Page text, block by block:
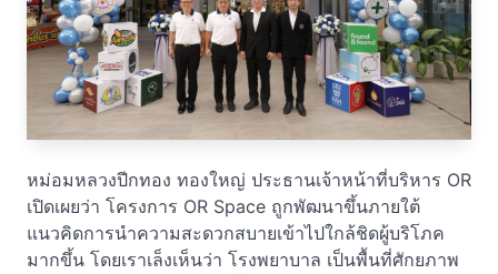
หม่อมหลวงปีกทอง ทองใหญ่ ประธานเจ้าหน้าที่บริหาร OR
เปิดเผยว่า โครงการ OR Space ถูกพัฒนาขึ้นภายใต้
แนวคิดการนำความสะดวกสบายเข้าไปใกล้ชิดผู้บริโภค
มากขึ้น โดยเราเล็งเห็นว่า โรงพยาบาล เป็นพื้นที่ศักยภาพ